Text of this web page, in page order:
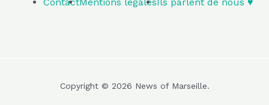
Copyright © 2026 News of Marseille.